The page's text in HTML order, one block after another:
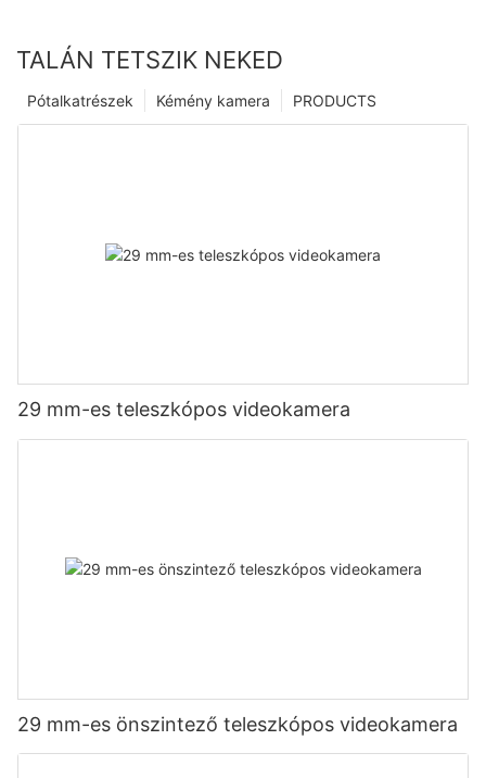
TALÁN TETSZIK NEKED
PRODUCTS
Kémény kamera
Pótalkatrészek
29 mm-es teleszkópos videokamera
29 mm-es önszintező teleszkópos videokamera